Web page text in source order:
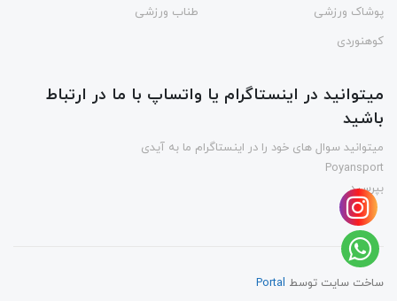
پوشاک ورزشی
طناب ورزشی
کوهنوردی
میتوانید در اینستاگرام یا واتساپ با ما در ارتباط
باشید
میتوانید سوال های خود را در اینستاگرام ما به آیدی
Poyansport
بپرسید
ساخت سایت توسط Portal